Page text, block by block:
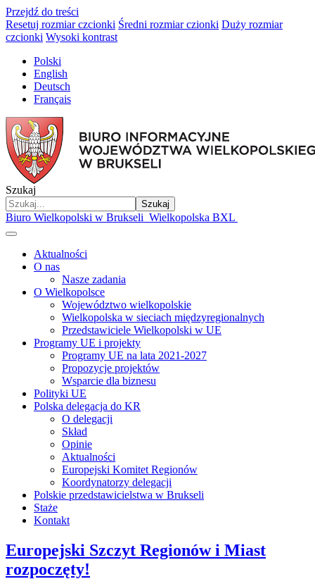
Przejdź do treści
Resetuj rozmiar czcionki Średni rozmiar czionki Duży rozmiar
czcionki Wysoki kontrast
Polski
English
Deutsch
Français
Szukaj
Szukaj
Biuro Wielkopolski w Brukseli Wielkopolska BXL
Aktualności
O nas
Nasze zadania
O Wielkopolsce
Województwo wielkopolskie
Wielkopolska w sieciach międzyregionalnych
Przedstawiciele Wielkopolski w UE
Programy UE i projekty
Programy UE na lata 2021-2027
Propozycje projektów
Wsparcie dla biznesu
Polityki UE
Polska delegacja do KR
O delegacji
Skład
Opinie
Aktualności
Europejski Komitet Regionów
Koordynatorzy delegacji
Polskie przedstawicielstwa w Brukseli
Staże
Kontakt
Europejski Szczyt Regionów i Miast
rozpoczęty!